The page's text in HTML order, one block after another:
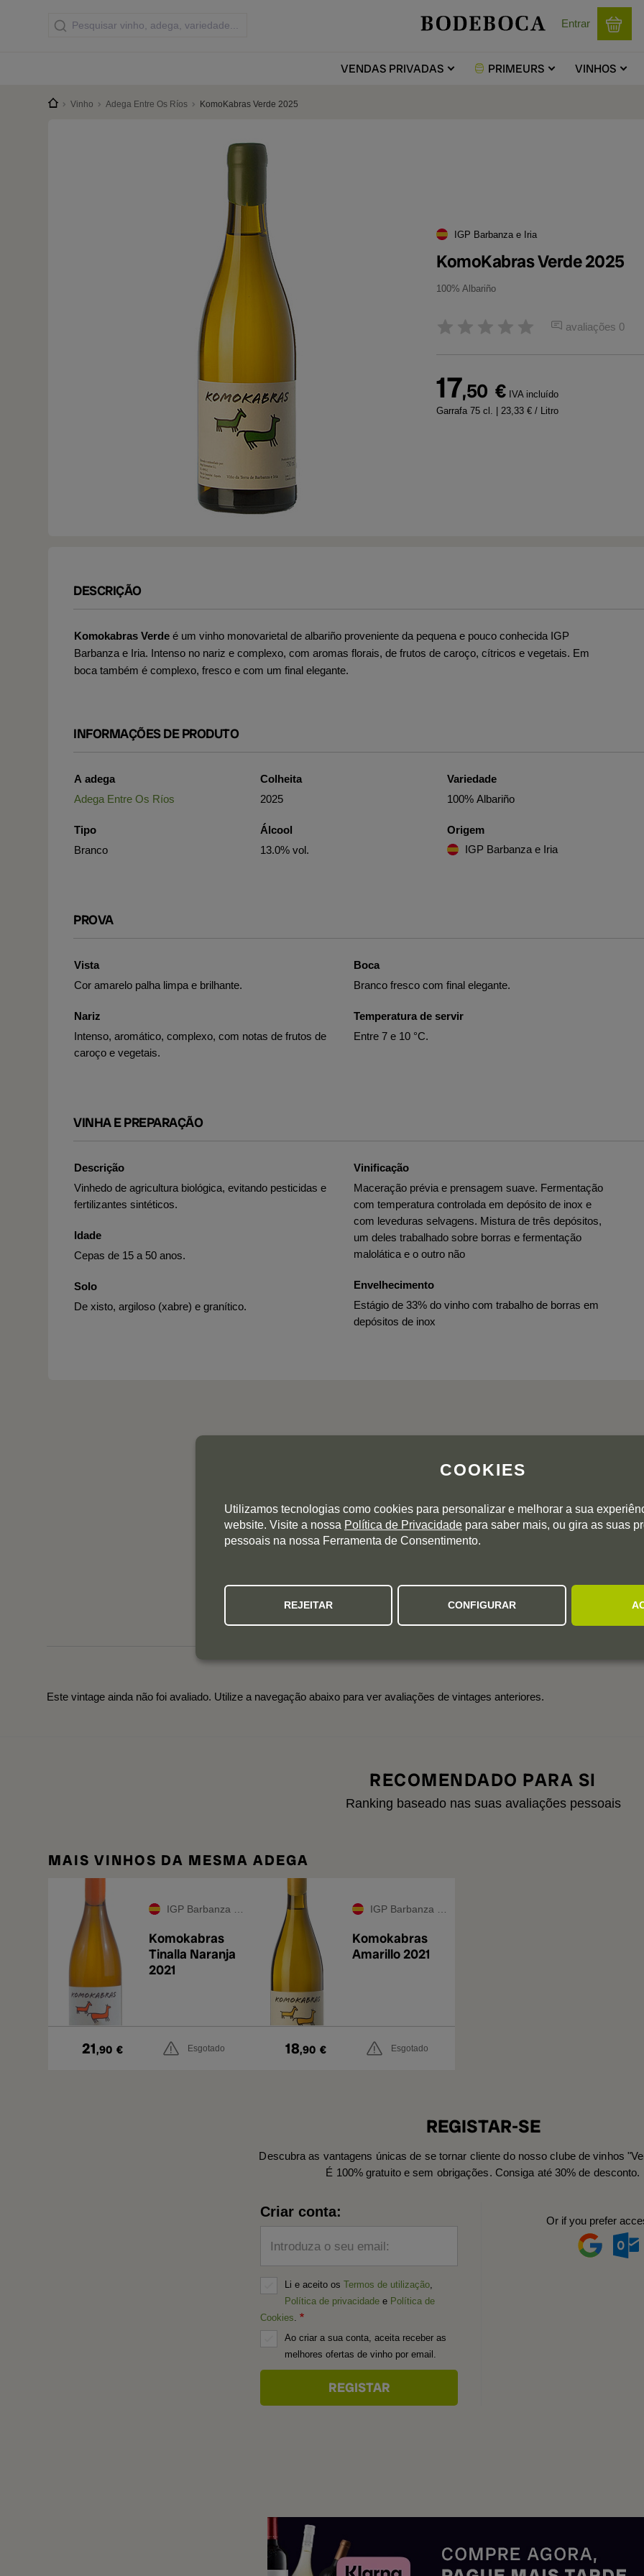
Entrar
VENDASPRIVADAS PRIMEURS VINHOS
Vinho Adega Entre Os Ríos KomoKabras Verde 2025
IGP Barbanza e Iria
KomoKabras Verde 2025
100% Albariño
avaliações 0
17,50 € IVA incluído
Garrafa 75 cl. | 23,33 € / Litro
DESCRIÇÃO
Komokabras Verde é um vinho monovarietal de albariño proveniente da pequena e pouco conhecida IGP
Barbanza e Iria. Intenso no nariz e complexo, com aromas florais, de frutos de caroço, cítricos e vegetais. Em
boca também é complexo, fresco e com um final elegante.
INFORMAÇÕES DE PRODUTO
A adega
Adega Entre Os Ríos
Tipo
Branco
Colheita
2025
Álcool
13.0% vol.
Variedade
100% Albariño
Origem
IGP Barbanza e Iria
PROVA
Vista
Cor amarelo palha limpa e brilhante.
Nariz
Intenso, aromático, complexo, com notas de frutos de
caroço e vegetais.
Boca
Branco fresco com final elegante.
Temperatura de servir
Entre 7 e 10 °C.
VINHA E PREPARAÇÃO
Descrição
Vinhedo de agricultura biológica, evitando pesticidas e
fertilizantes sintéticos.
Idade
Cepas de 15 a 50 anos.
Solo
De xisto, argiloso (xabre) e granítico.
Vinificação
Maceração prévia e prensagem suave. Fermentação
com temperatura controlada em depósito de inox e
com leveduras selvagens. Mistura de três depósitos,
um deles trabalhado sobre borras e fermentação
malolática e o outro não
Envelhecimento
Estágio de 33% do vinho com trabalho de borras em
depósitos de inox
AVALIAÇÕES DOS UTILIZADORES
2
1
Este vintage ainda não foi avaliado. Utilize a navegação abaixo para ver avaliações de vintages anteriores.
RECOMENDADO PARA SI
Ranking baseado nas suas avaliações pessoais
MAIS VINHOS DA MESMA ADEGA
IGP Barbanza e Iria
Komokabras
Tinalla Naranja
2021
21,90 € Esgotado
IGP Barbanza e Iria
Komokabras
Amarillo 2021
18,90 € Esgotado
REGISTAR-SE
Descubra as vantagens únicas de se tornar cliente do nosso clube de vinhos
É 100% gratuito e sem obrigações. Consiga até 30% de desconto.
Criar conta:
Introduza o seu email:
Li e aceito os Termos de utilização,
Política de privacidade e Política de
Cookies.
Ao criar a sua conta, aceita receber as
melhores ofertas de vinho por email.
Or if you prefer
COOKIES
Utilizamos tecnologias como cookies para personalizar e melhorar a sua
website. Visite a nossa Política de Privacidade para saber mais, ou gira as suas
pessoais na nossa Ferramenta de Consentimento.
REJEITAR CONFIGURAR